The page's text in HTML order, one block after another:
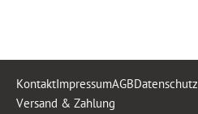
KontaktImpressumAGBDatenschutz
Versand & Zahlung